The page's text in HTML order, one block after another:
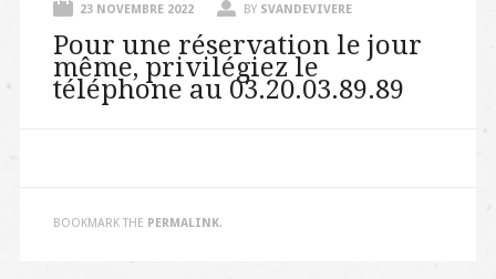
23 NOVEMBRE 2022 BY SVANDEVIVERE
Pour une réservation le jour
même, privilégiez le
téléphone au 03.20.03.89.89
BOOKMARK THE PERMALINK.